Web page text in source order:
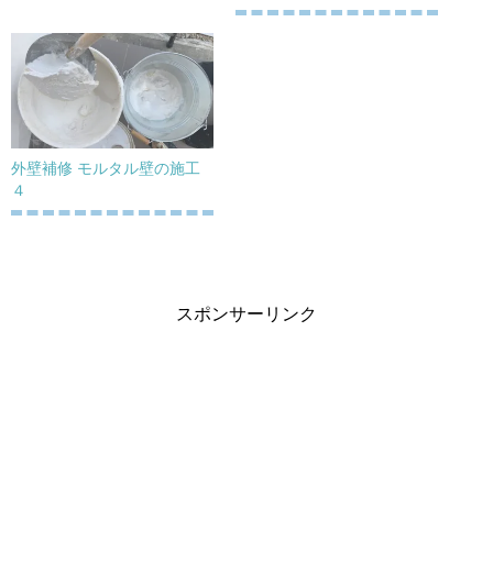
外壁補修 モルタル壁の施工
４
スポンサーリンク